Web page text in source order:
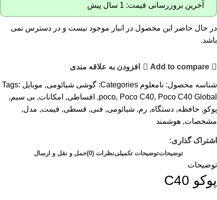
آخرین بروزرسانی قیمت: 1 سال پیش
در حال حاضر این محصول در انبار موجود نیست و در دسترس نمی
باشد.
Add to compare افزودن به علاقه مندی
شناسه محصول: نامعلوم Categories: گوشی شیائومی, موبایل Tags:
poco, Poco C40, Poco C40 Global
, اقساطی, امکانات, بی سیم,
پوکو, حافظه, دستگاه, رم, شیائومی, فنی, قسطی, قیمت, مدل,
مشخصات, هوشمند
اشتراک گذاری:
توضیحاتتوضیحات تکمیلینظرات (0) حمل و نقل و ارسال
توضیحات
پوکو C40